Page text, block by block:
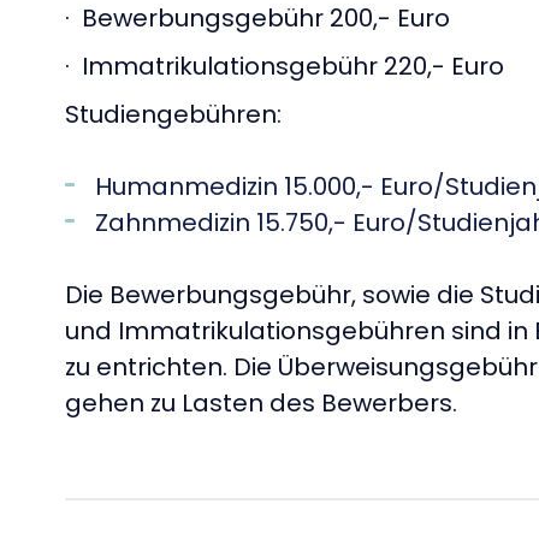
· Bewerbungsgebühr 200,- Euro
· Immatrikulationsgebühr 220,- Euro
Studiengebühren:
Humanmedizin 15.000,- Euro/
Zahnmedizin 15.750,- Euro/
Die Bewerbungsgebühr, sowie die
und Immatrikulationsgebühren sind in
zu entrichten. Die
gehen zu Lasten des Bewerbers.